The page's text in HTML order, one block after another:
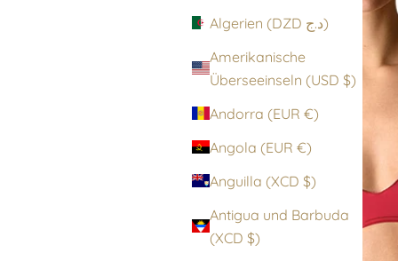
Algerien (DZD د.ج)
Amerikanische
Überseeinseln (USD $)
Andorra (EUR €)
Angola (EUR €)
Anguilla (XCD $)
Antigua und Barbuda
(XCD $)